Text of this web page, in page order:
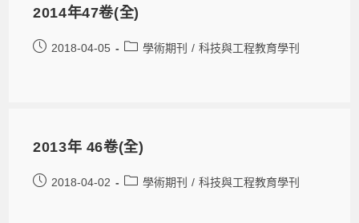
2014年47卷(全)
2018-04-05 學術期刊 / 科技與工程教育學刊
2013年 46卷(全)
2018-04-02 學術期刊 / 科技與工程教育學刊